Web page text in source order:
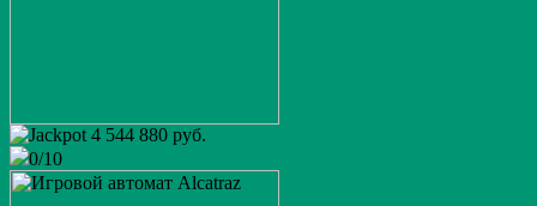
4 544 880 руб.
0/10